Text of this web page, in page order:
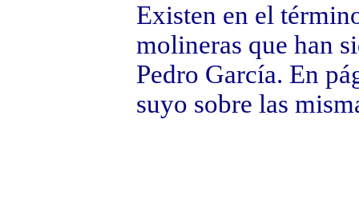
Existen en el
molineras que han
Pedro García. En
suyo sobre las